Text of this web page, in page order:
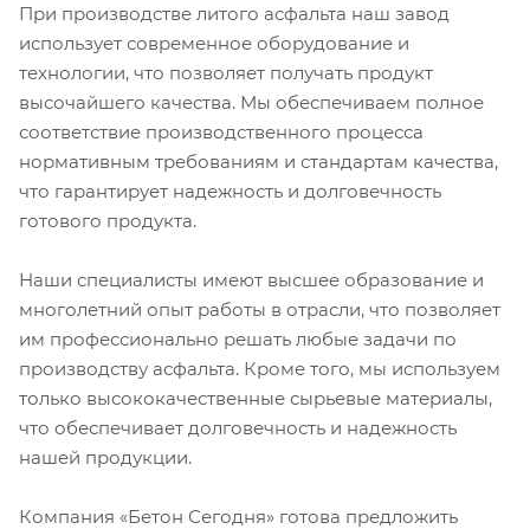
При производстве литого асфальта наш завод
использует современное оборудование и
технологии, что позволяет получать продукт
высочайшего качества. Мы обеспечиваем полное
соответствие производственного процесса
нормативным требованиям и стандартам качества,
что гарантирует надежность и долговечность
готового продукта.
Наши специалисты имеют высшее образование и
многолетний опыт работы в отрасли, что позволяет
им профессионально решать любые задачи по
производству асфальта. Кроме того, мы используем
только высококачественные сырьевые материалы,
что обеспечивает долговечность и надежность
нашей продукции.
Компания «Бетон Сегодня» готова предложить